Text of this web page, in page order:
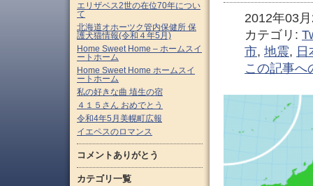
2012年03
カテゴリ:
市, 地震, 日
この記事へ
エリザベス2世の在位70年につい
て
北海道オホーツク管内保健所 保
護犬猫情報(令和４年5月)
Home Sweet Home – ホームスイ
ートホーム
Home Sweet Home ホームスイ
ートホーム
私の好きな曲 埴生の宿
４１５さん おめでとう
令和4年5月美幌町広報
イエペスのロマンス
コメントありがとう
カテゴリ一覧